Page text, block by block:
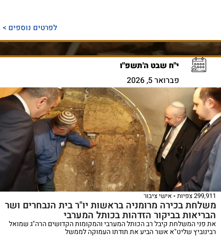
לפרטים נוספים >
י"ח שבט ה'תשפ"ו
פברואר 5, 2026
299,911 צפיות אישי ציבור
משלחת בכירה מרומניה בראשות יו"ר בית הנבחרים ושר
הבריאות בביקור הזדהות בכותל המערבי
את פני המשלחת קיבל רב הכותל המערבי והמקומות הקדושים הרה"ג שמואל
רבינוביץ שליט"א אשר הביע את תודתו העמוקה לממשל